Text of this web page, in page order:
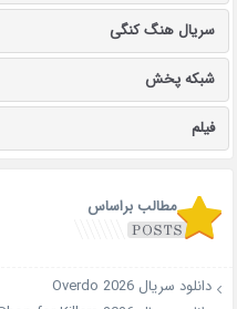
سریال هنگ کنگی
شبکه پخش
فیلم
مطالب براساس
دانلود سریال Overdo 2026